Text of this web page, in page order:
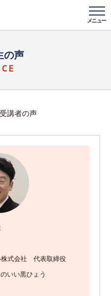
メニュー
の声
講者の声
株式会社 代表取締役
いい黒ひょう